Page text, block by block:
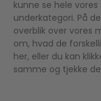
kunne se hele
underkategori. På
overblik over vores
om, hvad de
her, eller du kan
samme og tjekke